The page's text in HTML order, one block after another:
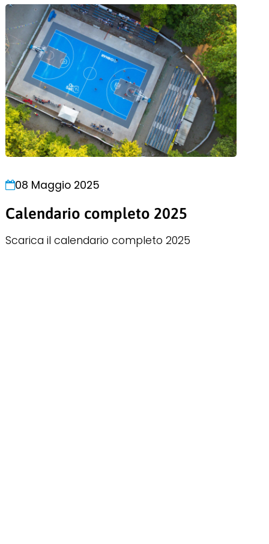
08 Maggio 2025
Calendario completo 2025
Scarica il calendario completo 2025